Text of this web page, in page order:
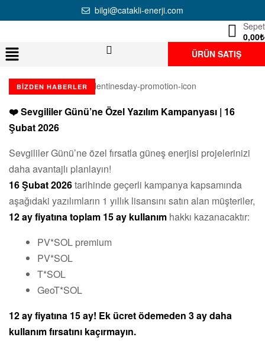
bilgi@catakli-enerji.com
Sepet
0,00₺
ÜRÜN SATIŞ
BIZDEN HABERLER
❤️ Sevgililer Günü’ne Özel Yazılım Kampanyası | 16
Şubat 2026
Sevgililer Günü’ne özel fırsatla güneş enerjisi projelerinizi
daha avantajlı planlayın!
16 Şubat 2026tarihinde geçerli kampanya kapsamında
aşağıdaki yazılımların 1 yıllık lisansını satın alan müşteriler,
12 ay fiyatına toplam 15 ay kullanım hakkı kazanacaktır:
PV*SOL premium
PV*SOL
T*SOL
GeoT*SOL
12 ay fiyatına 15 ay! Ek ücret ödemeden 3 ay daha
kullanım fırsatını kaçırmayın.